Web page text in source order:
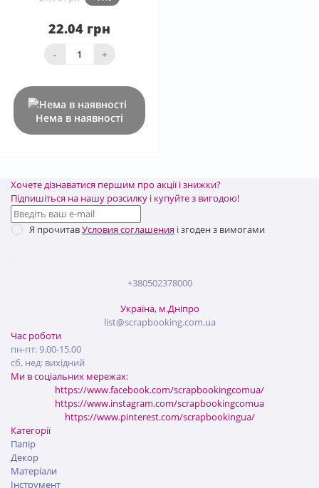
22.04 грн
- +
Нема в наявності
Хочете дізнаватися першим про акції і знижки?
Підпишіться на нашу розсилку і купуйте з вигодою!
Я прочитавУсловия соглашения і згоден з вимогами
+380502378000
Україна, м.Дніпро
list@scrapbooking.com.ua
Категорії
Папір
Декор
Матеріали
Інструмент
Час роботи
пн-пт: 9.00-15.00
сб, нед: вихідний
Ми в соціальних мережах:
https://www.facebook.com/scrapbookingcomua/
https://www.instagram.com/scrapbookingcomua
https://www.pinterest.com/scrapbookingua/